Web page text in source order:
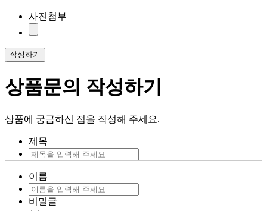
사진첨부
작성하기
상품문의 작성하기
상품에 궁금하신 점을 작성해 주세요.
제목
이름
비밀글